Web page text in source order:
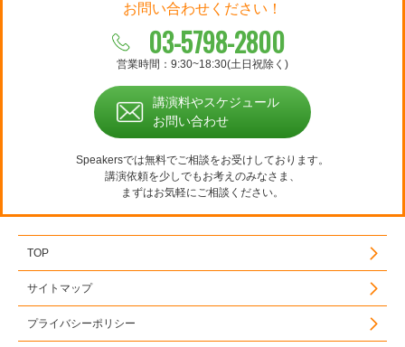
お問い合わせください！
03-5798-2800
営業時間：9:30~18:30(土日祝除く)
講演料やスケジュール
お問い合わせ
Speakersでは無料でご相談をお受けしております。
講演依頼を少しでもお考えのみなさま、
まずはお気軽にご相談ください。
TOP
サイトマップ
プライバシーポリシー